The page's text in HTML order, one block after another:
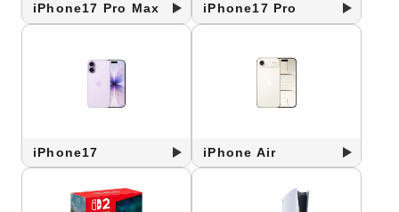
iPhone17 Pro Max iPhone17 Pro
iPhone17 iPhone Air